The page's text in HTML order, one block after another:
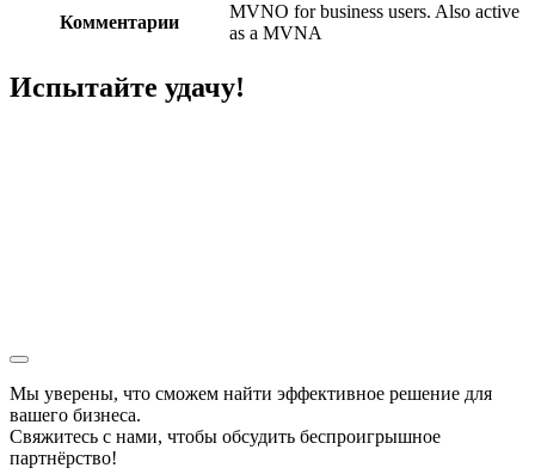
Комментарии
MVNO for business users. Also active
as a MVNA
Испытайте удачу!
Мы уверены, что сможем найти эффективное решение для
вашего бизнеса.
Свяжитесь с нами, чтобы обсудить беспроигрышное
партнёрство!